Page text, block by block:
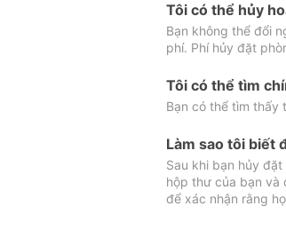
Tôi có thể hủy
Bạn không thể đổi
phí. Phí hủy đặt
Tôi có thể tìm
Bạn có thể tìm thấy
Làm sao tôi biết
Sau khi bạn hủy
hộp thư của bạn và
để xác nhận rằng